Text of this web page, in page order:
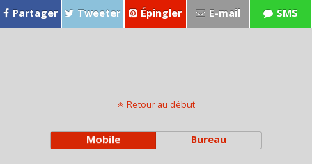
Partager Tweeter Épingler E-mail SMS
Retour au début
Mobile Bureau